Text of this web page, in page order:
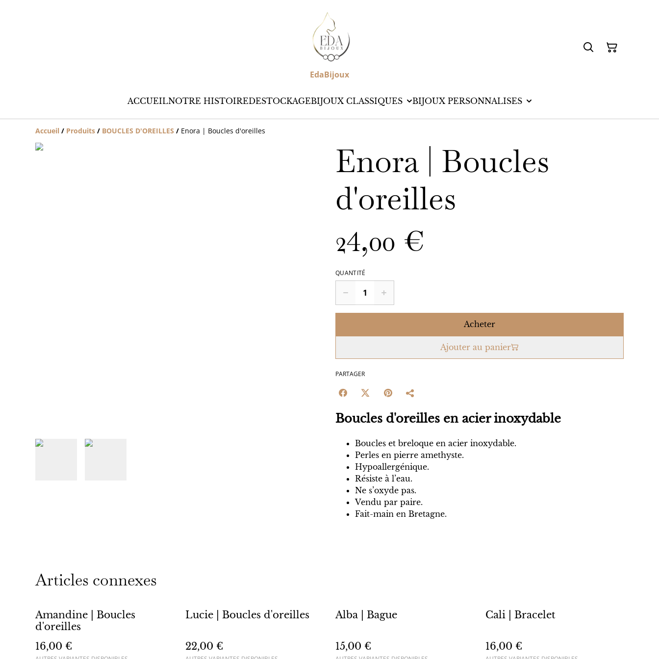
EdaBijoux
ACCUEILNOTRE HISTOIREDESTOCKAGEBIJOUX CLASSIQUES BIJOUX PERSONNALISES
Accueil / Produits / BOUCLES D'OREILLES / Enora | Boucles d'oreilles
Enora | Boucles
d'oreilles
24,00 €
QUANTITÉ
Acheter
Ajouter au panier
PARTAGER
Boucles d'oreilles en acier inoxydable
Boucles et breloque en acier inoxydable.
Perles en pierre amethyste.
Hypoallergénique.
Résiste à l’eau.
Ne s’oxyde pas.
Vendu par paire.
Fait-main en Bretagne.
Articles connexes
Amandine | Boucles
d'oreilles
16,00 €
Lucie | Boucles d'oreilles
22,00 €
Alba | Bague
15,00 €
Cali | Bracelet
16,00 €